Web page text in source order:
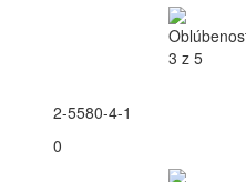
2-5580-4-1
0